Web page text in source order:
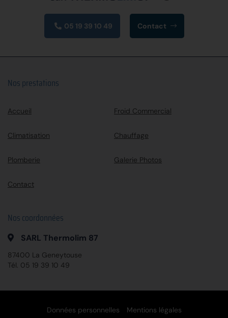
05 19 39 10 49 Contact
Nos prestations
Accueil Froid Commercial
Climatisation Chauffage
Plomberie Galerie Photos
Contact
Nos coordonnées
SARL Thermolim 87
87400 La Geneytouse
Tél. 05 19 39 10 49
Données personnelles Mentions légales